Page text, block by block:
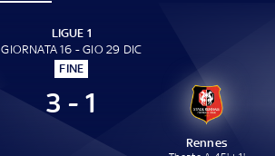
LIGUE 1
GIORNATA 16 - GIO 29 DIC
FINE
3 - 1
Rennes